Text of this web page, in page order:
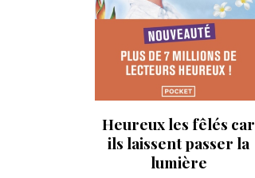
Heureux les fêlés car
ils laissent passer la
lumière